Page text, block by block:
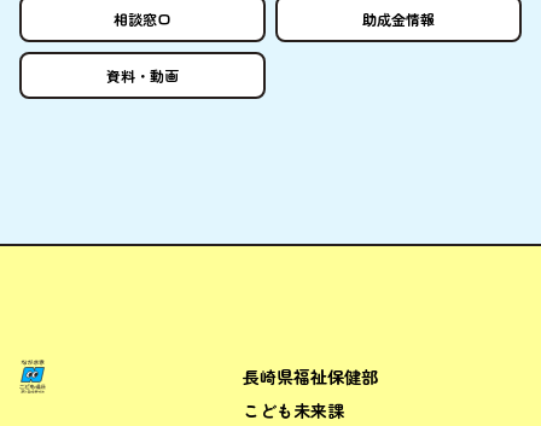
相談窓口 助成金情報
資料 ・ 動画
ながさきこども場所ポータルサ
長崎県福祉保健部
こども未来課